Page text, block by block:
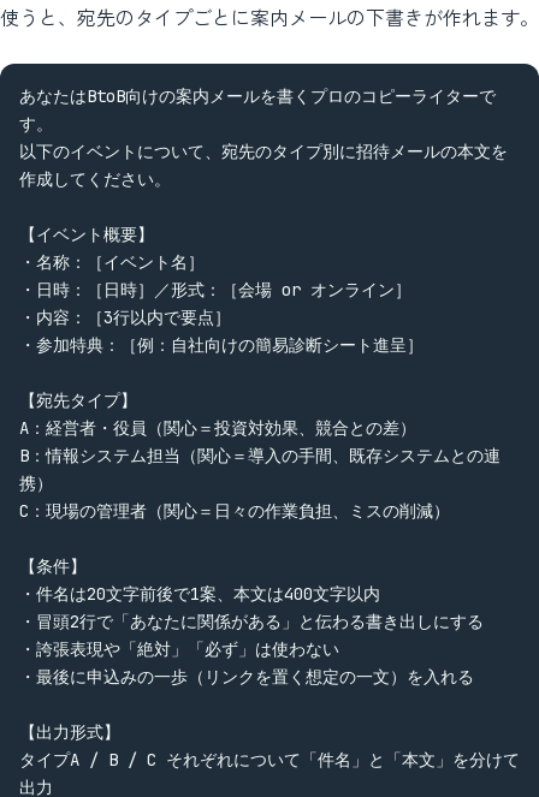
使うと、宛先のタイプごとに案内メールの下書きが作れます。
あなたはBtoB向けの案内メールを書くプロのコピーライターで
す。
以下のイベントについて、宛先のタイプ別に招待メールの本文を
作成してください。
【イベント概要】
・名称：［イベント名］
・日時：［日時］／形式：［会場 or オンライン］
・内容：［3行以内で要点］
・参加特典：［例：自社向けの簡易診断シート進呈］
【宛先タイプ】
A：経営者・役員（関心＝投資対効果、競合との差）
B：情報システム担当（関心＝導入の手間、既存システムとの連
携）
C：現場の管理者（関心＝日々の作業負担、ミスの削減）
【条件】
・件名は20文字前後で1案、本文は400文字以内
・冒頭2行で「あなたに関係がある」と伝わる書き出しにする
・誇張表現や「絶対」「必ず」は使わない
・最後に申込みの一歩（リンクを置く想定の一文）を入れる
【出力形式】
タイプA / B / C それぞれについて「件名」と「本文」を分けて
出力